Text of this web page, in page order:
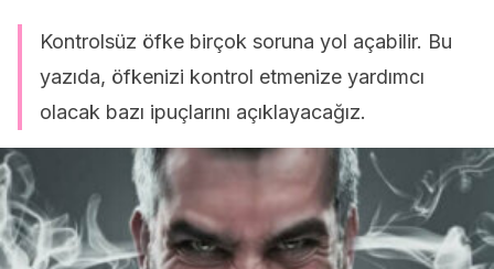
Kontrolsüz öfke birçok soruna yol açabilir. Bu
yazıda, öfkenizi kontrol etmenize yardımcı
olacak bazı ipuçlarını açıklayacağız.